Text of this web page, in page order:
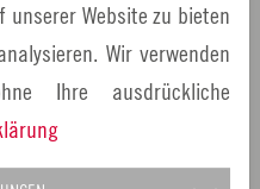
Website zu bieten
Wir verwenden
Ihre ausdrückliche